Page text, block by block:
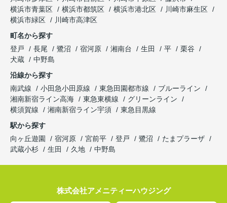
横浜市青葉区
横浜市都筑区 横浜市港北区
川崎市麻生区
横浜市緑区
川崎市高津区
町名から探す
登戸
長尾 鷺沼 宿河原 湘南台 生田 平
栗谷
犬蔵
中野島
沿線から探す
南武線
小田急小田原線 東急田園都市線
ブルーライン
湘南新宿ライン高海
東急東横線
グリーンライン
横須賀線
湘南新宿ライン宇須
東急目黒線
駅から探す
向ヶ丘遊園
宿河原 宮前平 登戸 鷺沼
たまプラーザ
武蔵小杉
生田 久地 中野島
株式会社アメニティーハウジング